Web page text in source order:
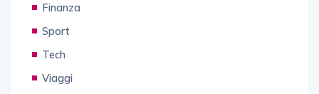
Finanza
Sport
Tech
Viaggi